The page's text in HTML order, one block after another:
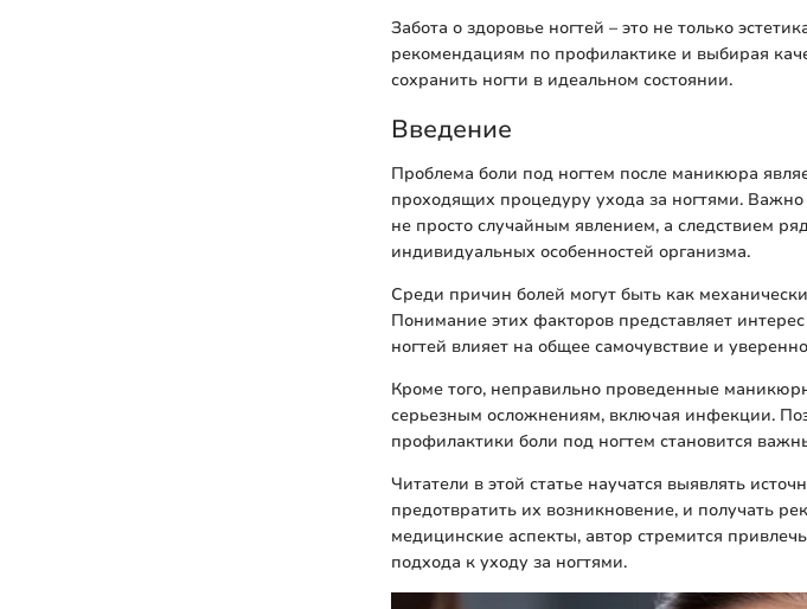
Забота о здоровье ногтей – это не только
рекомендациям по профилактике и выбирая
сохранить ногти в идеальном состоянии.
Введение
Проблема боли под ногтем после маникюра
проходящих процедуру ухода за ногтями.
не просто случайным явлением, а следствием
индивидуальных особенностей организма.
Среди причин болей могут быть как
Понимание этих факторов представляет
ногтей влияет на общее самочувствие и
Кроме того, неправильно проведенные
серьезным осложнениям, включая инфекции.
профилактики боли под ногтем становится
Читатели в этой статье научатся выявлять
предотвратить их возникновение, и получать
медицинские аспекты, автор стремится
подхода к уходу за ногтями.